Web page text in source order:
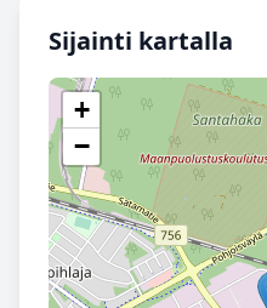
Sijainti kartalla
+
−